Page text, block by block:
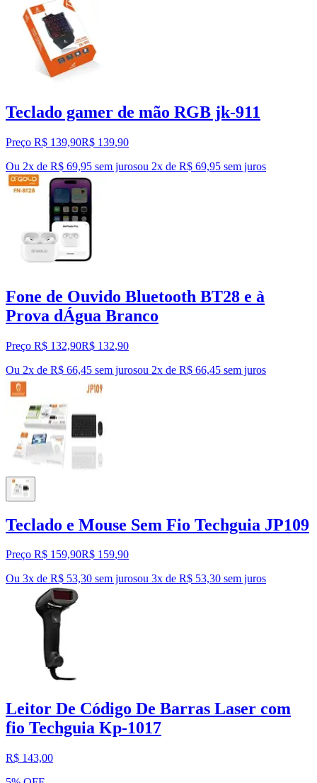
Teclado gamer de mão RGB jk-911
Preço R$ 139,90R$ 139,90
Ou 2x de R$ 69,95 sem jurosou 2x de R$ 69,95 sem juros
Fone de Ouvido Bluetooth BT28 e à
Prova dÁgua Branco
Preço R$ 132,90R$ 132,90
Ou 2x de R$ 66,45 sem jurosou 2x de R$ 66,45 sem juros
Teclado e Mouse Sem Fio Techguia JP109
Preço R$ 159,90R$ 159,90
Ou 3x de R$ 53,30 sem jurosou 3x de R$ 53,30 sem juros
Leitor De Código De Barras Laser com
fio Techguia Kp-1017
R$ 143,00